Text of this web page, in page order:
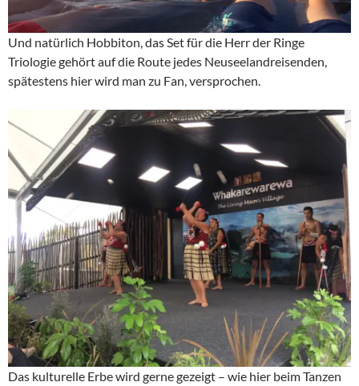
Und natürlich Hobbiton, das Set für die Herr der Ringe
Triologie gehört auf die Route jedes Neuseelandreisenden,
spätestens hier wird man zu Fan, versprochen.
Das kulturelle Erbe wird gerne gezeigt – wie hier beim Tanzen